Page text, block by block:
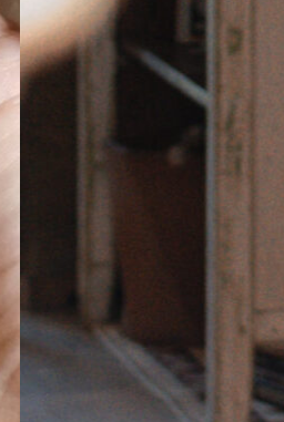
Photo 2024,09,04
七五三のご予約はじまってます
2025,04,03